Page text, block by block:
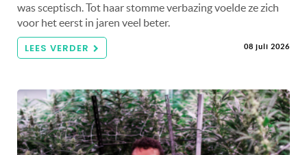
was sceptisch. Tot haar stomme verbazing voelde ze zich
voor het eerst in jaren veel beter.
LEES VERDER 08 juli 2026